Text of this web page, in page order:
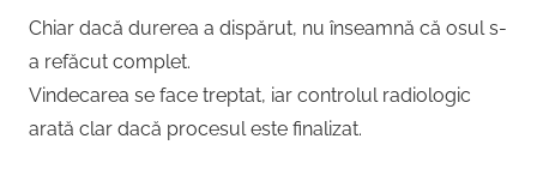
Chiar dacă durerea a dispărut, nu înseamnă că osul s-
a refăcut complet.
Vindecarea se face treptat, iar controlul radiologic
arată clar dacă procesul este finalizat.